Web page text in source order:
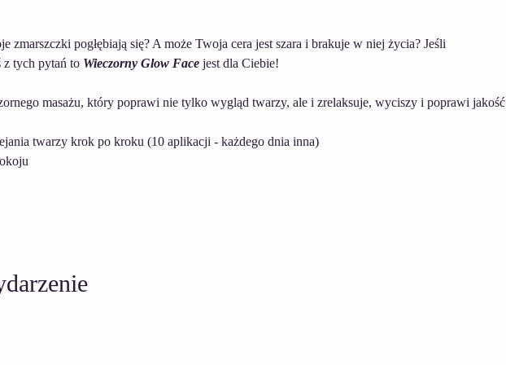
zmarszczki pogłębiają się? A może Twoja cera jest szara i brakuje w niej życia? Jeśli
z tych pytań to Wieczorny Glow Face jest dla Ciebie!
masażu, który poprawi nie tylko wygląd twarzy, ale i zrelaksuje, wyciszy i poprawi jakość
twarzy krok po kroku (10 aplikacji - każdego dnia inna)